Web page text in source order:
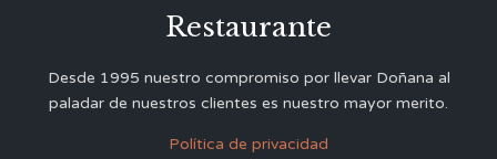
Restaurante
Desde 1995 nuestro compromiso por llevar Doñana al
paladar de nuestros clientes es nuestro mayor merito.
Política de privacidad